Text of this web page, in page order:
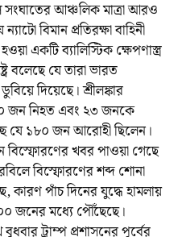
সংঘাতের আঞ্চলিক মাত্রা আরও
বিমান প্রতিরক্ষা বাহিনী
একটি ব্যালিস্টিক ক্ষেপণাস্ত্র
বলেছে যে তারা ভারত
দিয়েছে। শ্রীলঙ্কার
জন নিহত এবং ২৩ জনকে
যে ১৮০ জন আরোহী ছিলেন।
বিস্ফোরণের খবর পাওয়া গেছে
বিস্ফোরণের শব্দ শোনা
কারণ পাঁচ দিনের যুদ্ধে হামলায়
জনের মধ্যে পৌঁছেছে।
ট্রাম্প প্রশাসনের পূর্বের